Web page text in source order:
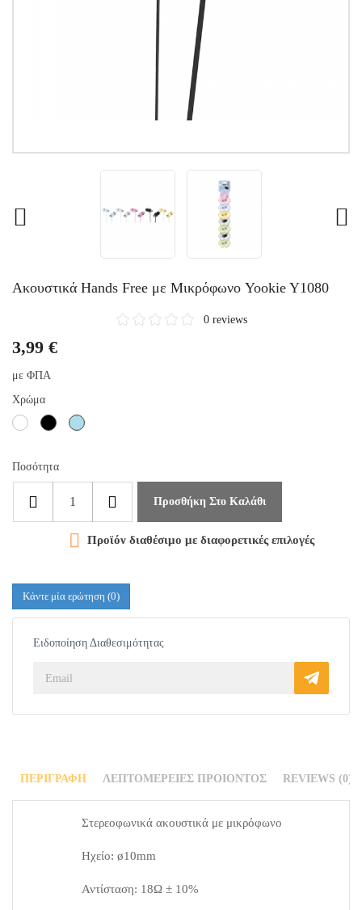
Aκουστικά Hands Free με Mικρόφωνο Yookie Y1080
0 reviews
3,99 €
με ΦΠΑ
Χρώμα
ΑσπροΜαύροΓαλάζιο
Ποσότητα
Προσθήκη Στο Καλάθι
 Προϊόν διαθέσιμο με διαφορετικές επιλογές
Κάντε μία ερώτηση (0)
Ειδοποίηση Διαθεσιμότητας
ΠΕΡΙΓΡΑΦΉ ΛΕΠΤΟΜΈΡΕΙΕΣ ΠΡΟΙΌΝΤΟΣ REVIEWS (0)
Στερεοφωνικά ακουστικά με μικρόφωνο
Ηχείο: ø10mm
Αντίσταση: 18Ω ± 10%